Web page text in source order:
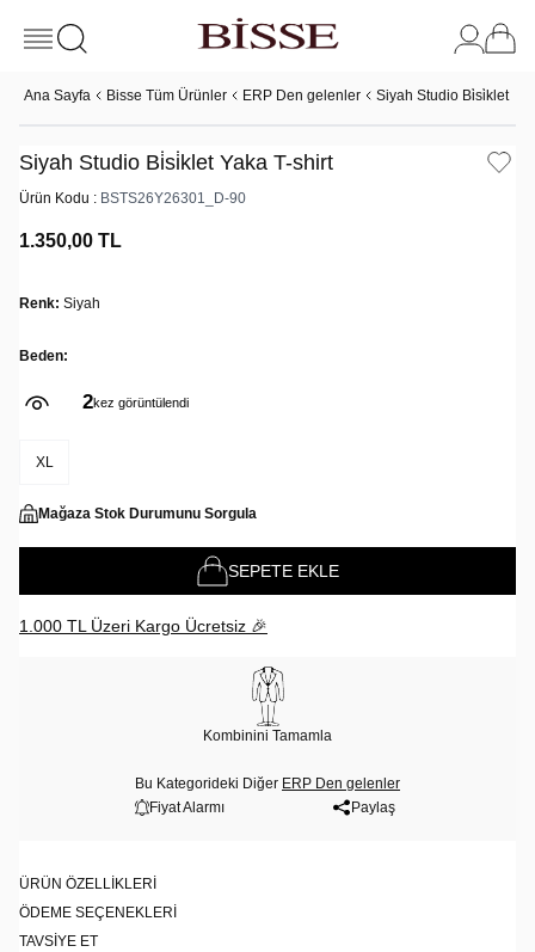
Ana Sayfa Bisse Tüm Ürünler ERP Den gelenler Siyah Studio Bi̇si̇klet
Siyah Studio Bi̇si̇klet Yaka T-shirt
Ürün Kodu : BSTS26Y26301_D-90
1.350,00 TL
Renk: Siyah
Beden:
2kez görüntülendi
XL
Mağaza Stok Durumunu Sorgula
SEPETE EKLE
1.000 TL Üzeri Kargo Ücretsiz 🎉
Kombinini Tamamla
Bu Kategorideki Diğer ERP Den gelenler
Fiyat Alarmı
Paylaş
ÜRÜN ÖZELLIKLERI
ÖDEME SEÇENEKLERI
TAVSIYE ET